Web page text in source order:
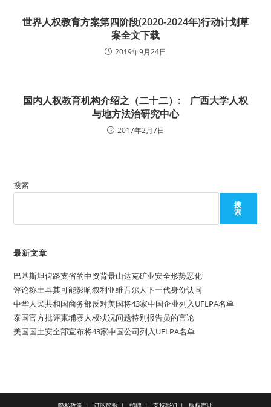
世界人权教育方案第四阶段(2020-2024年)行动计划草
案全文下载
2019年9月24日
国内人权教育机构介绍之（二十二）: 广西大学人权
与地方法治研究中心
2017年2月7日
搜索
搜
索
最新文章
巴基斯坦俾路支省的中资背景山达克矿业安全形势恶化
评论称土耳其可能影响叙利亚维吾尔人下一代身份认同
中华人民共和国商务部反对美国将43家中国企业列入UFLPA名单
泰国官方批评柬埔寨人权状况问题特别报告员的言论
美国国土安全部宣布将43家中国公司列入UFLPA名单
隐私政策 订阅简报 招聘 支持我们 版权声明